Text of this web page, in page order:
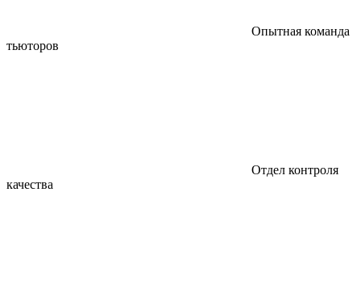
Опытная команда
тьюторов
Отдел контроля
качества